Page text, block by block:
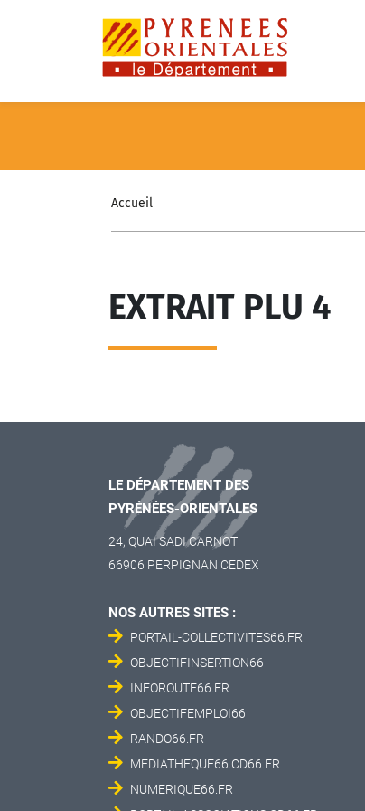
Accueil
EXTRAIT PLU 4
LE DÉPARTEMENT DES
PYRÉNÉES-ORIENTALES
24, QUAI SADI CARNOT
66906 PERPIGNAN CEDEX
NOS AUTRES SITES :
PORTAIL-COLLECTIVITES66.FR
OBJECTIFINSERTION66
INFOROUTE66.FR
OBJECTIFEMPLOI66
RANDO66.FR
MEDIATHEQUE66.CD66.FR
NUMERIQUE66.FR